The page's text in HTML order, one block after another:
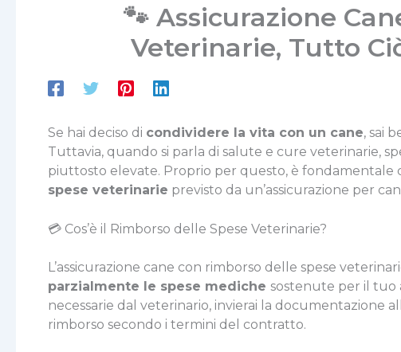
🐾 Assicurazione
Veterinarie, Tutto
Se hai deciso di condividere la vita con un cane, sai
Tuttavia, quando si parla di salute e cure veterinarie,
piuttosto elevate. Proprio per questo, è fondamentale
spese veterinarie previsto da un’assicurazione per
💳 Cos’è il Rimborso delle Spese Veterinarie?
L’assicurazione cane con rimborso delle spese
parzialmente le spese mediche sostenute per il tuo
necessarie dal veterinario, invierai la documentazione
rimborso secondo i termini del contratto.